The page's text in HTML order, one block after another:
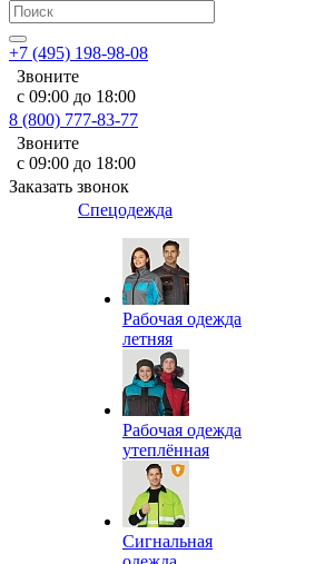
+7 (495) 198-98-08
Звоните
с 09:00 до 18:00
8 (800) 777-83-77
Звоните
с 09:00 до 18:00
Заказать звонок
Спецодежда
Рабочая одежда
летняя
Рабочая одежда
утеплённая
Сигнальная